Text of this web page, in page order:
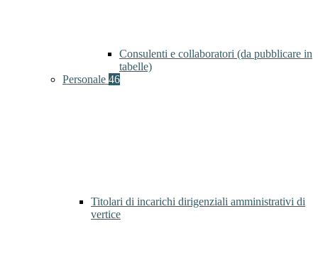
Consulenti e collaboratori (da pubblicare in
tabelle)
Personale 46
Titolari di incarichi dirigenziali amministrativi di
vertice